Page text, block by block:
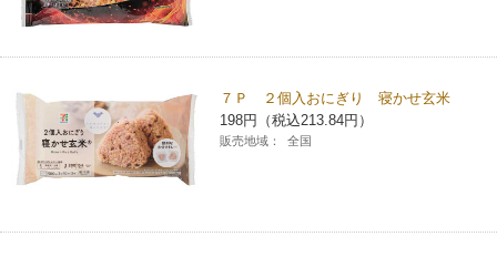
保険
学び・教育
コインランドリー（店舗限定）
宅配ロッカー（店舗限定）
自転車シェアリング（店舗限定）
セブン‐イレブンの「商品力」
セブン-イレブンの横顔
セブン-イレブンの歴史
한국어(서비스)
７Ｐ ２個入おにぎり 寝かせ玄米
198円（税込213.84円）
販売地域： 全国